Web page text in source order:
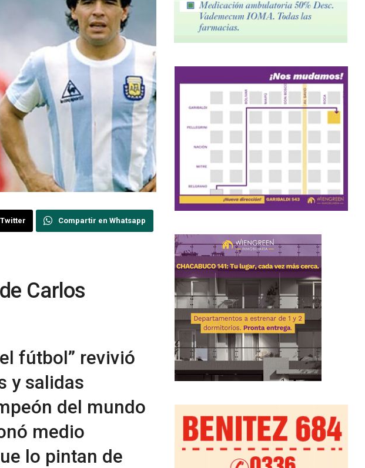
Compartir en Whatsapp
Carlos
fútbol” revivió
y salidas
del mundo
medio
lo pintan de